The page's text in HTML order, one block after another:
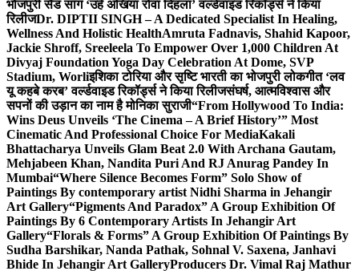
भोजपुरी सैड सांग ‘उहे अंखिया रोवा दिहला’ वर्ल्डवाइड रिकॉर्ड्स ने किया
रिलीजDr. DIPTII SINGH – A Dedicated Specialist In Healing,
Wellness And Holistic HealthAmruta Fadnavis, Shahid Kapoor,
Jackie Shroff, Sreeleela To Empower Over 1,000 Children At
Divyaj Foundation Yoga Day Celebration At Dome, SVP
Stadium, Worliइशिका टोरिया और सृष्टि भारती का भोजपुरी लोकगीत ‘लव
यू कहबे करब’ वर्ल्डवाइड रिकॉर्ड्स ने किया रिलीजसंघर्ष, आत्मविश्वास और
सपनों की उड़ान का नाम है मोनिका सुराजी“From Hollywood To India:
Wins Deus Unveils ‘The Cinema – A Brief History’” Most
Cinematic And Professional Choice For MediaKakali
Bhattacharya Unveils Glam Beat 2.0 With Archana Gautam,
Mehjabeen Khan, Nandita Puri And RJ Anurag Pandey In
Mumbai“Where Silence Becomes Form” Solo Show of
Paintings By contemporary artist Nidhi Sharma in Jehangir
Art Gallery“Pigments And Paradox” A Group Exhibition Of
Paintings By 6 Contemporary Artists In Jehangir Art
Gallery“Florals & Forms” A Group Exhibition Of Paintings By
Sudha Barshikar, Nanda Pathak, Sohnal V. Saxena, Janhavi
Bhide In Jehangir Art GalleryProducers Dr. Vimal Raj Mathur